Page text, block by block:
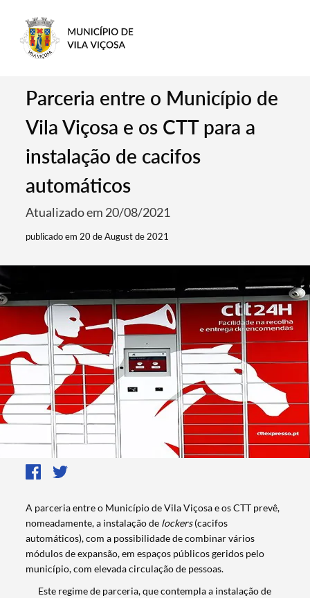
Parceria entre o Município de
Vila Viçosa e os CTT para a
instalação de cacifos
automáticos
Atualizado em 20/08/2021
publicado em 20 de August de 2021
A parceria entre o Município de Vila Viçosa e os CTT prevê,
nomeadamente, a instalação de lockers(cacifos
automáticos), com a possibilidade de combinar vários
módulos de expansão, em espaços públicos geridos pelo
município, com elevada circulação de pessoas.
Este regime de parceria, que contempla a instalação de